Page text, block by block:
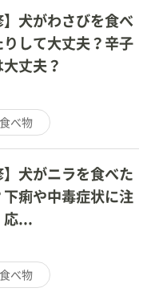
】犬がわさびを食べ
りして大丈夫？辛子
丈夫？
べ物
】犬がニラを食べた
下痢や中毒症状に注
応...
べ物